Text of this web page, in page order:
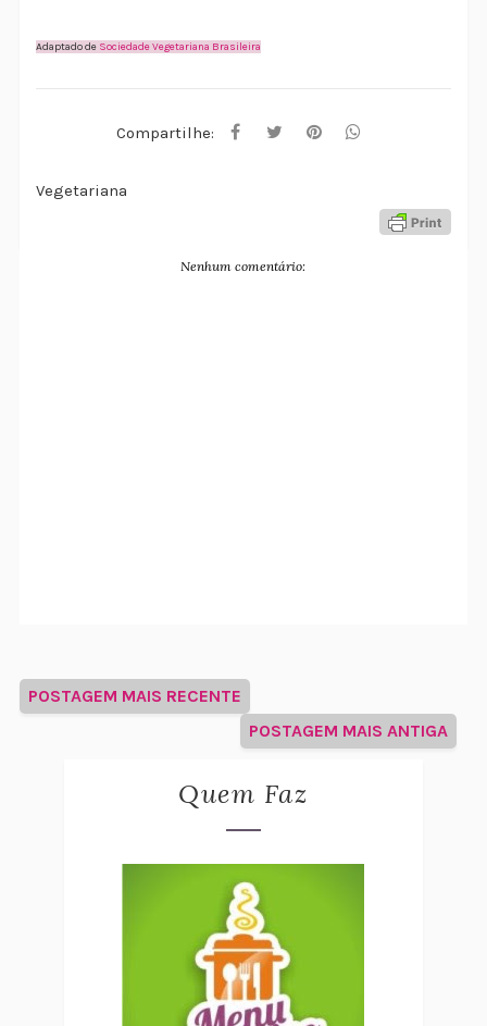
Adaptado de Sociedade Vegetariana Brasileira
Compartilhe:
Vegetariana
Nenhum comentário:
POSTAGEM MAIS RECENTE
POSTAGEM MAIS ANTIGA
Quem Faz